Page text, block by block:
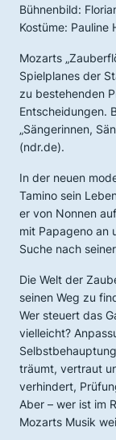
Bühnenbild:
Kostüme: Pauline
Mozarts
Spielplanes der
zu bestehenden
Entscheidungen.
„Sängerinnen,
(ndr.de).
In der neuen
Tamino sein
er von Nonnen
mit Papageno an
Suche nach
Die Welt der
seinen Weg zu
Wer steuert das
vielleicht?
träumt, vertraut
verhindert,
Aber – wer ist im
Mozarts Musik